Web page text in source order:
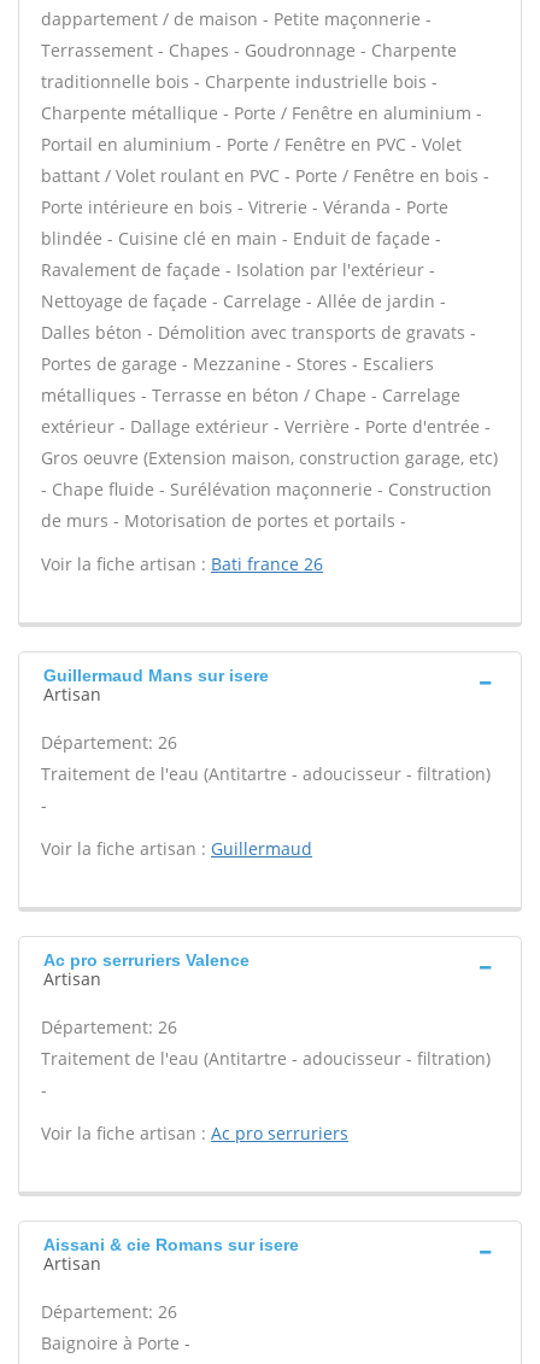
dappartement / de maison - Petite maçonnerie -
Terrassement - Chapes - Goudronnage - Charpente
traditionnelle bois - Charpente industrielle bois -
Charpente métallique - Porte / Fenêtre en aluminium -
Portail en aluminium - Porte / Fenêtre en PVC - Volet
battant / Volet roulant en PVC - Porte / Fenêtre en bois -
Porte intérieure en bois - Vitrerie - Véranda - Porte
blindée - Cuisine clé en main - Enduit de façade -
Ravalement de façade - Isolation par l'extérieur -
Nettoyage de façade - Carrelage - Allée de jardin -
Dalles béton - Démolition avec transports de gravats -
Portes de garage - Mezzanine - Stores - Escaliers
métalliques - Terrasse en béton / Chape - Carrelage
extérieur - Dallage extérieur - Verrière - Porte d'entrée -
Gros oeuvre (Extension maison, construction garage, etc)
- Chape fluide - Surélévation maçonnerie - Construction
de murs - Motorisation de portes et portails -
Voir la fiche artisan : Bati france 26
Guillermaud Mans sur isere
Artisan
Département: 26
Traitement de l'eau (Antitartre - adoucisseur - filtration)
-
Voir la fiche artisan : Guillermaud
Ac pro serruriers Valence
Artisan
Département: 26
Traitement de l'eau (Antitartre - adoucisseur - filtration)
-
Voir la fiche artisan : Ac pro serruriers
Aissani & cie Romans sur isere
Artisan
Département: 26
Baignoire à Porte -